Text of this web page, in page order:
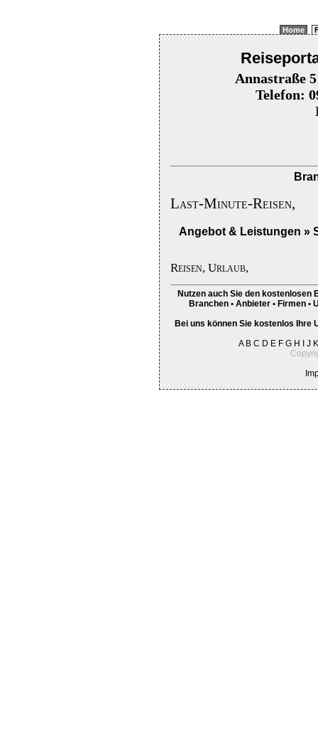
Home
Annastraße
Telefon:
Last-Minute-Reisen,
Angebot & Leistungen »
Reisen, Urlaub,
Nutzen auch Sie den kostenlosen
Branchen • Anbieter • Firmen •
Bei uns können Sie kostenlos Ihre
A B C D E F G H J K